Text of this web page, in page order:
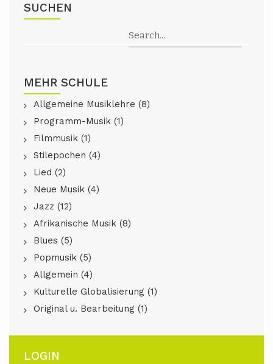
SUCHEN
MEHR SCHULE
Allgemeine Musiklehre (8)
Programm-Musik (1)
Filmmusik (1)
Stilepochen (4)
Lied (2)
Neue Musik (4)
Jazz (12)
Afrikanische Musik (8)
Blues (5)
Popmusik (5)
Allgemein (4)
Kulturelle Globalisierung (1)
Original u. Bearbeitung (1)
LOGIN